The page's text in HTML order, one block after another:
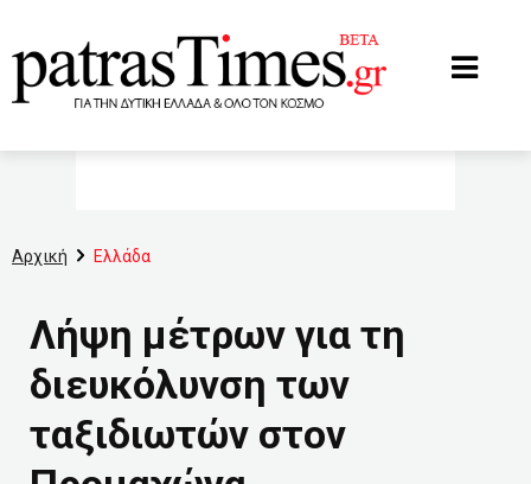
Αρχική Ελλάδα
Λήψη μέτρων για τη
διευκόλυνση των
ταξιδιωτών στον